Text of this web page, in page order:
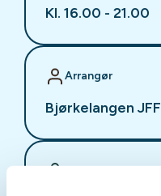
Kl. 16.00 - 21.00
Arrangør
Bjørkelangen JFF
Kontaktperson